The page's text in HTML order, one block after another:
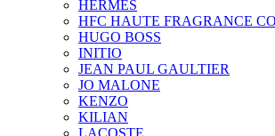
HERMES
HFC HAUTE FRAGRANCE
HUGO BOSS
INITIO
JEAN PAUL GAULTIER
JO MALONE
KENZO
KILIAN
LACOSTE